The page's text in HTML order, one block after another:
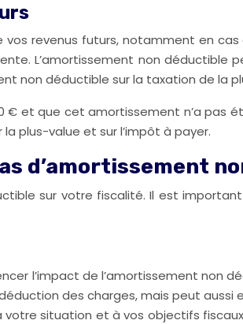
revenus futurs, notamment en
L’amortissement non
non déductible sur la taxation de la
€ et que cet amortissement n’a pas
plus-value et sur l’impôt à payer.
d’amortissement
sur votre fiscalité. Il est
l’impact de l’amortissement non
des charges, mais peut
situation et à vos objectifs